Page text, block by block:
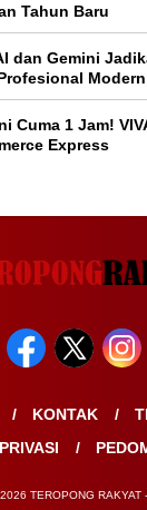
Tahun Baru
dan Gemini
Modern
Cuma 1 Jam!
Express
KONTAK
TEROPONG RAKYAT